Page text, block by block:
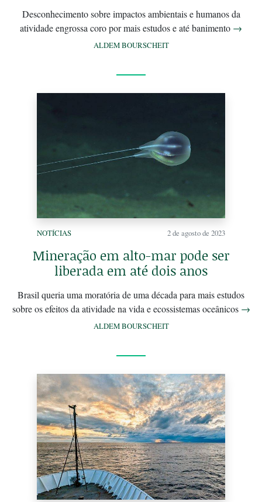
Desconhecimento sobre impactos ambientais e humanos da
atividade engrossa coro por mais estudos e até banimento →
ALDEM BOURSCHEIT
NOTÍCIAS 2 de agosto de 2023
Mineração em alto-mar pode ser
liberada em até dois anos
Brasil queria uma moratória de uma década para mais estudos
sobre os efeitos da atividade na vida e ecossistemas oceânicos →
ALDEM BOURSCHEIT